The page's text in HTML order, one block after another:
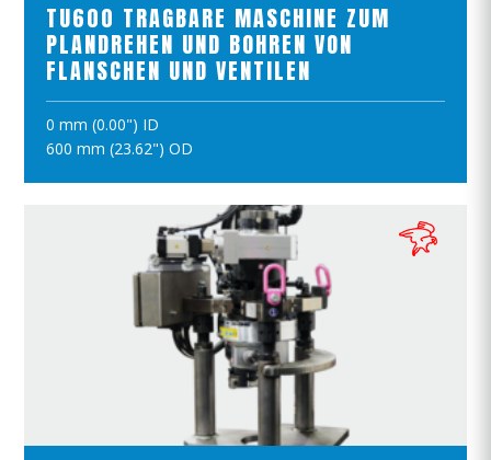
TU600 TRAGBARE MASCHINE ZUM
PLANDREHEN UND BOHREN VON
FLANSCHEN UND VENTILEN
0 mm (0.00") ID
600 mm (23.62") OD
PRODUKTE ANSCHAUEN